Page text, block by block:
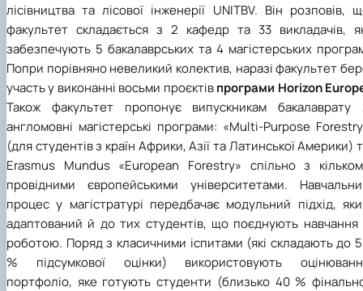
лісівництва та лісової інженерії UNITBV. Він розповів,
факультет складається з 2 кафедр та 33 викладачів,
забезпечують 5 бакалаврських та 4 магістерських
Попри порівняно невеликий колектив, наразі факультет
участь у виконанні восьми проєктівпрограми Horizon
Також факультет пропонує випускникам бакалаврату
англомовні магістерські програми: «Multi-Purpose
(для студентів з країн Африки, Азії та Латинської Америки)
Erasmus Mundus «European Forestry» спільно з
провідними європейськими університетами.
процес у магістратурі передбачає модульний підхід,
адаптований й до тих студентів, що поєднують навчання
роботою. Поряд з класичними іспитами (які складають до
% підсумкової оцінки) використовують
портфоліо, яке готують студенти (близько 40 %